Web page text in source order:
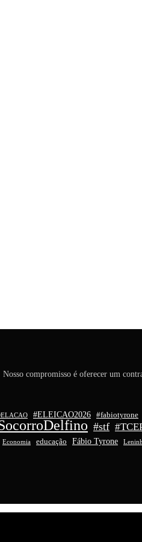
compromisso é oferecer um
#ELEICAO2026 #fabiotyrone
#stf
Economia educação Fábio Tyrone